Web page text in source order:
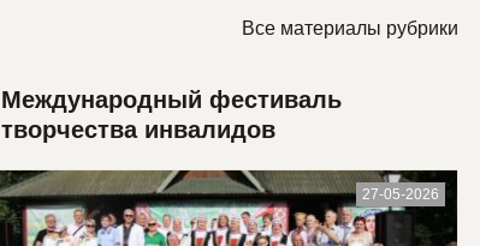
Все материалы рубрики
Международный фестиваль
творчества инвалидов
27-05-2026